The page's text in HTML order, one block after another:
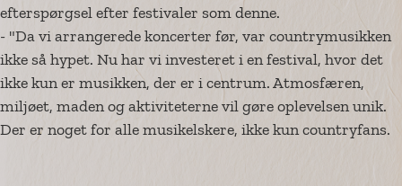
efterspørgsel efter festivaler som denne.
- "Da vi arrangerede koncerter før, var countrymusikken
ikke så hypet. Nu har vi investeret i en festival, hvor det
ikke kun er musikken, der er i centrum. Atmosfæren,
miljøet, maden og aktiviteterne vil gøre oplevelsen unik.
Der er noget for alle musikelskere, ikke kun countryfans.